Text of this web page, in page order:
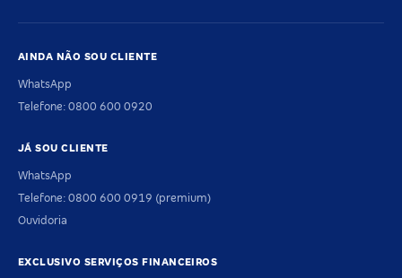
AINDA NÃO SOU CLIENTE
WhatsApp
Telefone: 0800 600 0920
JÁ SOU CLIENTE
WhatsApp
Telefone: 0800 600 0919 (premium)
Ouvidoria
EXCLUSIVO SERVIÇOS FINANCEIROS